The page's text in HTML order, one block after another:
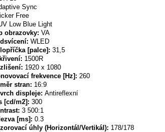
Sync
Free
Low Blue Light
obrazovky: VA
WLED
[palce]: 31,5
1500R
1920 x 1080
frekvence [Hz]: 260
stran: 16:9
displeje: Antireflexní
[cd/m2]: 300
3 500:1
[ms]: 0.3
úhly (Horizontál/Vertikál): 178/178